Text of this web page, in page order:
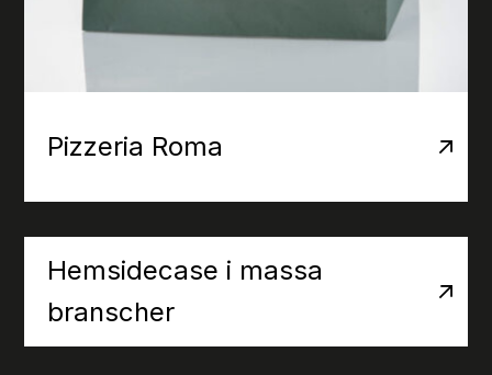
Pizzeria Roma
Hemsidecase i massa
branscher